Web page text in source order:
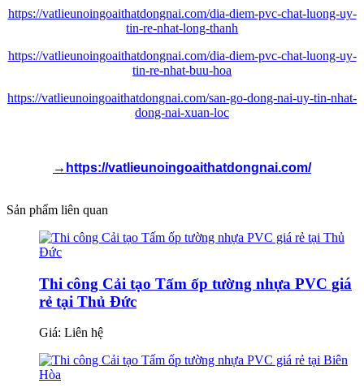
https://vatlieunoingoaithatdongnai.com/dia-diem-pvc-chat-luong-uy-
tin-re-nhat-long-thanh
https://vatlieunoingoaithatdongnai.com/dia-diem-pvc-chat-luong-uy-
tin-re-nhat-buu-hoa
https://vatlieunoingoaithatdongnai.com/san-go-dong-nai-uy-tin-nhat-
dong-nai-xuan-loc
→ https://vatlieunoingoaithatdongnai.com/
Sản phẩm liên quan
Thi công Cải tạo Tấm ốp tường nhựa PVC giá
rẻ tại Thủ Đức
Giá: Liên hệ